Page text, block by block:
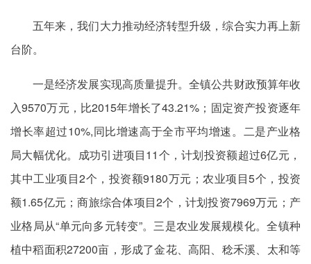
五年来，我们大力推动经济转型升级，综合实力再上新
台阶。
一是经济发展实现高质量提升。全镇公共财政预算年收
入9570万元，比2015年增长了43.21%；固定资产投资逐年
增长率超过10%,同比增速高于全市平均增速。二是产业格
局大幅优化。成功引进项目11个，计划投资额超过6亿元，
其中工业项目2个，投资额9180万元；农业项目5个，投资
额1.65亿元；商旅综合体项目2个，计划投资7969万元；产
业格局从“单元向多元转变”。三是农业发展规模化。全镇种
植中稻面积27200亩，形成了金花、高阳、稔禾溪、太和等